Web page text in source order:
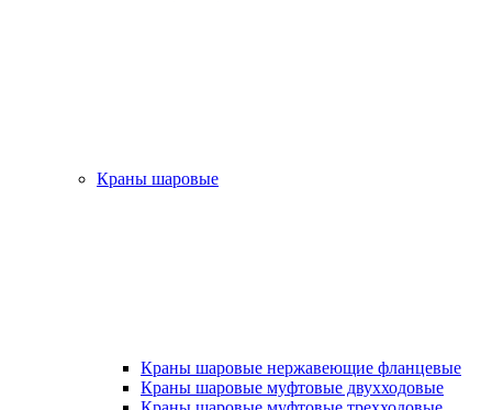
Краны шаровые
Краны шаровые нержавеющие фланцевые
Краны шаровые муфтовые двухходовые